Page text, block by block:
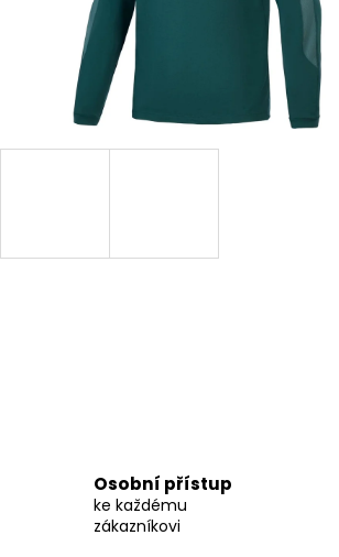
Osobní přístup
ke každému
zákazníkovi